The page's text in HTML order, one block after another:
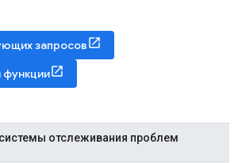
запросов
функции
отслеживания проблем